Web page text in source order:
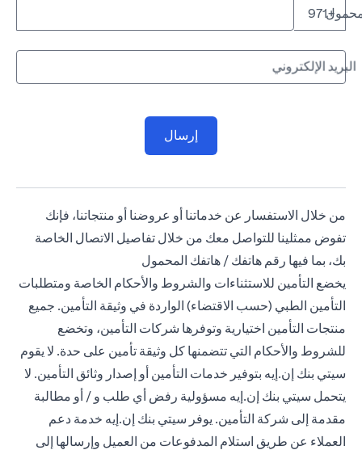
+971
البريد الإلكتروني
إرسال
من خلال الاستفسار عن خدماتنا أو عروضنا أو منتجاتنا، فإنك
تفوض ممثلينا للتواصل معك من خلال تفاصيل الاتصال الخاصة
بك، بما فيها رقم هاتفك / هاتفك المحمول
يخضع التأمين للاستثناءات والشروط والأحكام الخاصة ومتطلبات
التأمين الطبي (حسب الاقتضاء) الواردة في وثيقة التأمين. جميع
منتجات التأمين اختيارية وتوفرها شركات التأمين، وتخضع
للشروط والأحكام التي تتضمنها كل وثيقة تأمين على حدة. لا يقوم
سيتي بنك إن.إيه بتوفير خدمات التأمين أو إصدار وثائق التأمين. لا
يتحمل سيتي بنك إن.إيه مسؤولية رفض أي طلب و / أو مطالبة
مقدمة إلى شركة التأمين. يوفر سيتي بنك إن.إيه خدمة دعم
العملاء عن طريق استلام المدفوعات من العميل وإرسالها إلى